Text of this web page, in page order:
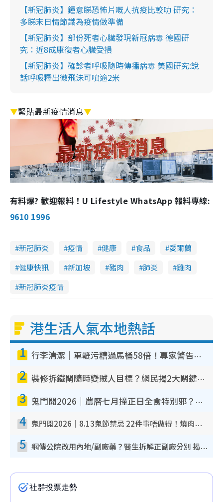
【新冠肺炎】鍾意睇恐怖片嘅人抗疫比較叻 研究：
多睇末日情節識為疫情做準備
【新冠肺炎】部份死者心臟發現新冠病毒 德國研
究：近8成康復者心臟受損
【新冠肺炎】確診者呼吸隨時傳播病毒 美國研究:說
話呼吸釋出微飛沬可噴逾2米
▼緊貼最新疫情消息▼
有料爆? 歡迎報料！U Lifestyle WhatsApp 報料專線:
9610 1996
新冠肺炎 疫情 健康 食品
愛爾蘭
健康快訊
新加坡 豬肉 肺炎
雞肉
新冠肺炎疫情
港生活人氣本地熱話
1 行李清潔｜車轆污糟過馬桶58倍！專家警告忌用酒精抹 教1招免污手除菌
2 裝修拆鐵閘隨時變賊人目標？網民揭2大關鍵用途：裝新式等於白裝？附新舊鐵閘分別
3 鬼門開2026｜農曆七月撞正日全食特別邪？專家警告切忌做一事！揭4大禁忌+2招保平安
4 鬼門開2026｜8.13鬼節禁忌 22件事唔做得！燒肉、刺身要少食？半夜勿吹口哨/打呢個電話
5 網傳公院改用內地/副廠藥？醫生拆解正副廠分別 揭4類人換藥隨時出事